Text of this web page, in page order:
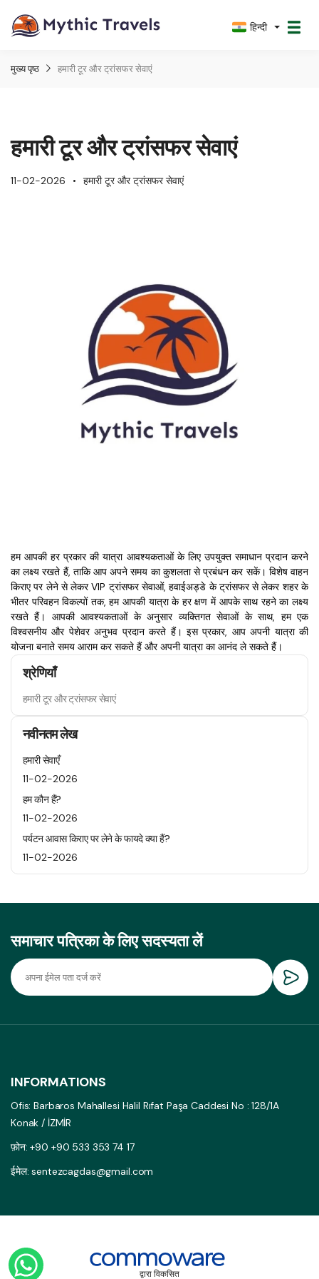
हिन्दी
मुख्य पृष्ठ हमारी टूर और ट्रांसफर सेवाएं
हमारी टूर और ट्रांसफर सेवाएं
11-02-2026 हमारी टूर और ट्रांसफर सेवाएं
हम आपकी हर प्रकार की यात्रा आवश्यकताओं के लिए उपयुक्त समाधान प्रदान करने
का लक्ष्य रखते हैं, ताकि आप अपने समय का कुशलता से प्रबंधन कर सकें। विशेष वाहन
किराए पर लेने से लेकर VIP ट्रांसफर सेवाओं, हवाईअड्डे के ट्रांसफर से लेकर शहर के
भीतर परिवहन विकल्पों तक, हम आपकी यात्रा के हर क्षण में आपके साथ रहने का लक्ष्य
रखते हैं। आपकी आवश्यकताओं के अनुसार व्यक्तिगत सेवाओं के साथ, हम एक
विश्वसनीय और पेशेवर अनुभव प्रदान करते हैं। इस प्रकार, आप अपनी यात्रा की
योजना बनाते समय आराम कर सकते हैं और अपनी यात्रा का आनंद ले सकते हैं।
श्रेणियाँ
हमारी टूर और ट्रांसफर सेवाएं
नवीनतम लेख
हमारी सेवाएँ
11-02-2026
हम कौन हैं?
11-02-2026
पर्यटन आवास किराए पर लेने के फायदे क्या हैं?
11-02-2026
समाचार पत्रिका के लिए सदस्यता लें
INFORMATIONS
Ofis: Barbaros Mahallesi Halil Rıfat Paşa Caddesi No : 128/1A
Konak / İZMİR
फ़ोन: +90 +90 533 353 74 17
ईमेल: sentezcagdas@gmail.com
द्वारा विकसित